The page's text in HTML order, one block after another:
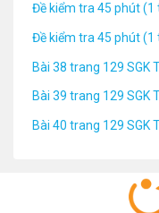
Đề kiểm tra 45 phút (1
Đề kiểm tra 45 phút (1
Bài 38 trang 129 SGK
Bài 39 trang 129 SGK
Bài 40 trang 129 SGK